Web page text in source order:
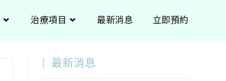
治療項目 最新消息 立即預約
最新消息